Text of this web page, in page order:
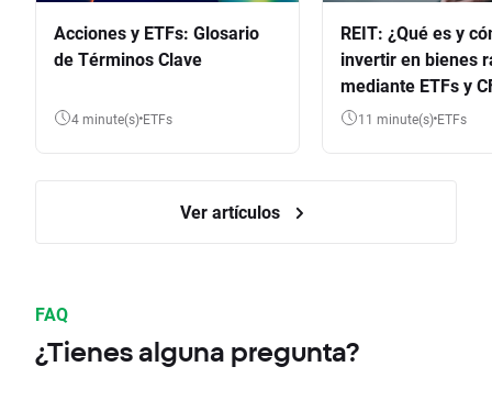
Acciones y ETFs: Glosario
de Términos Clave
4 minute(s) ETFs
REIT: ¿Qué es y
invertir en bienes
mediante ETFs y
11 minute(s) ETFs
Ver artículos
FAQ
¿Tienes alguna pregunta?